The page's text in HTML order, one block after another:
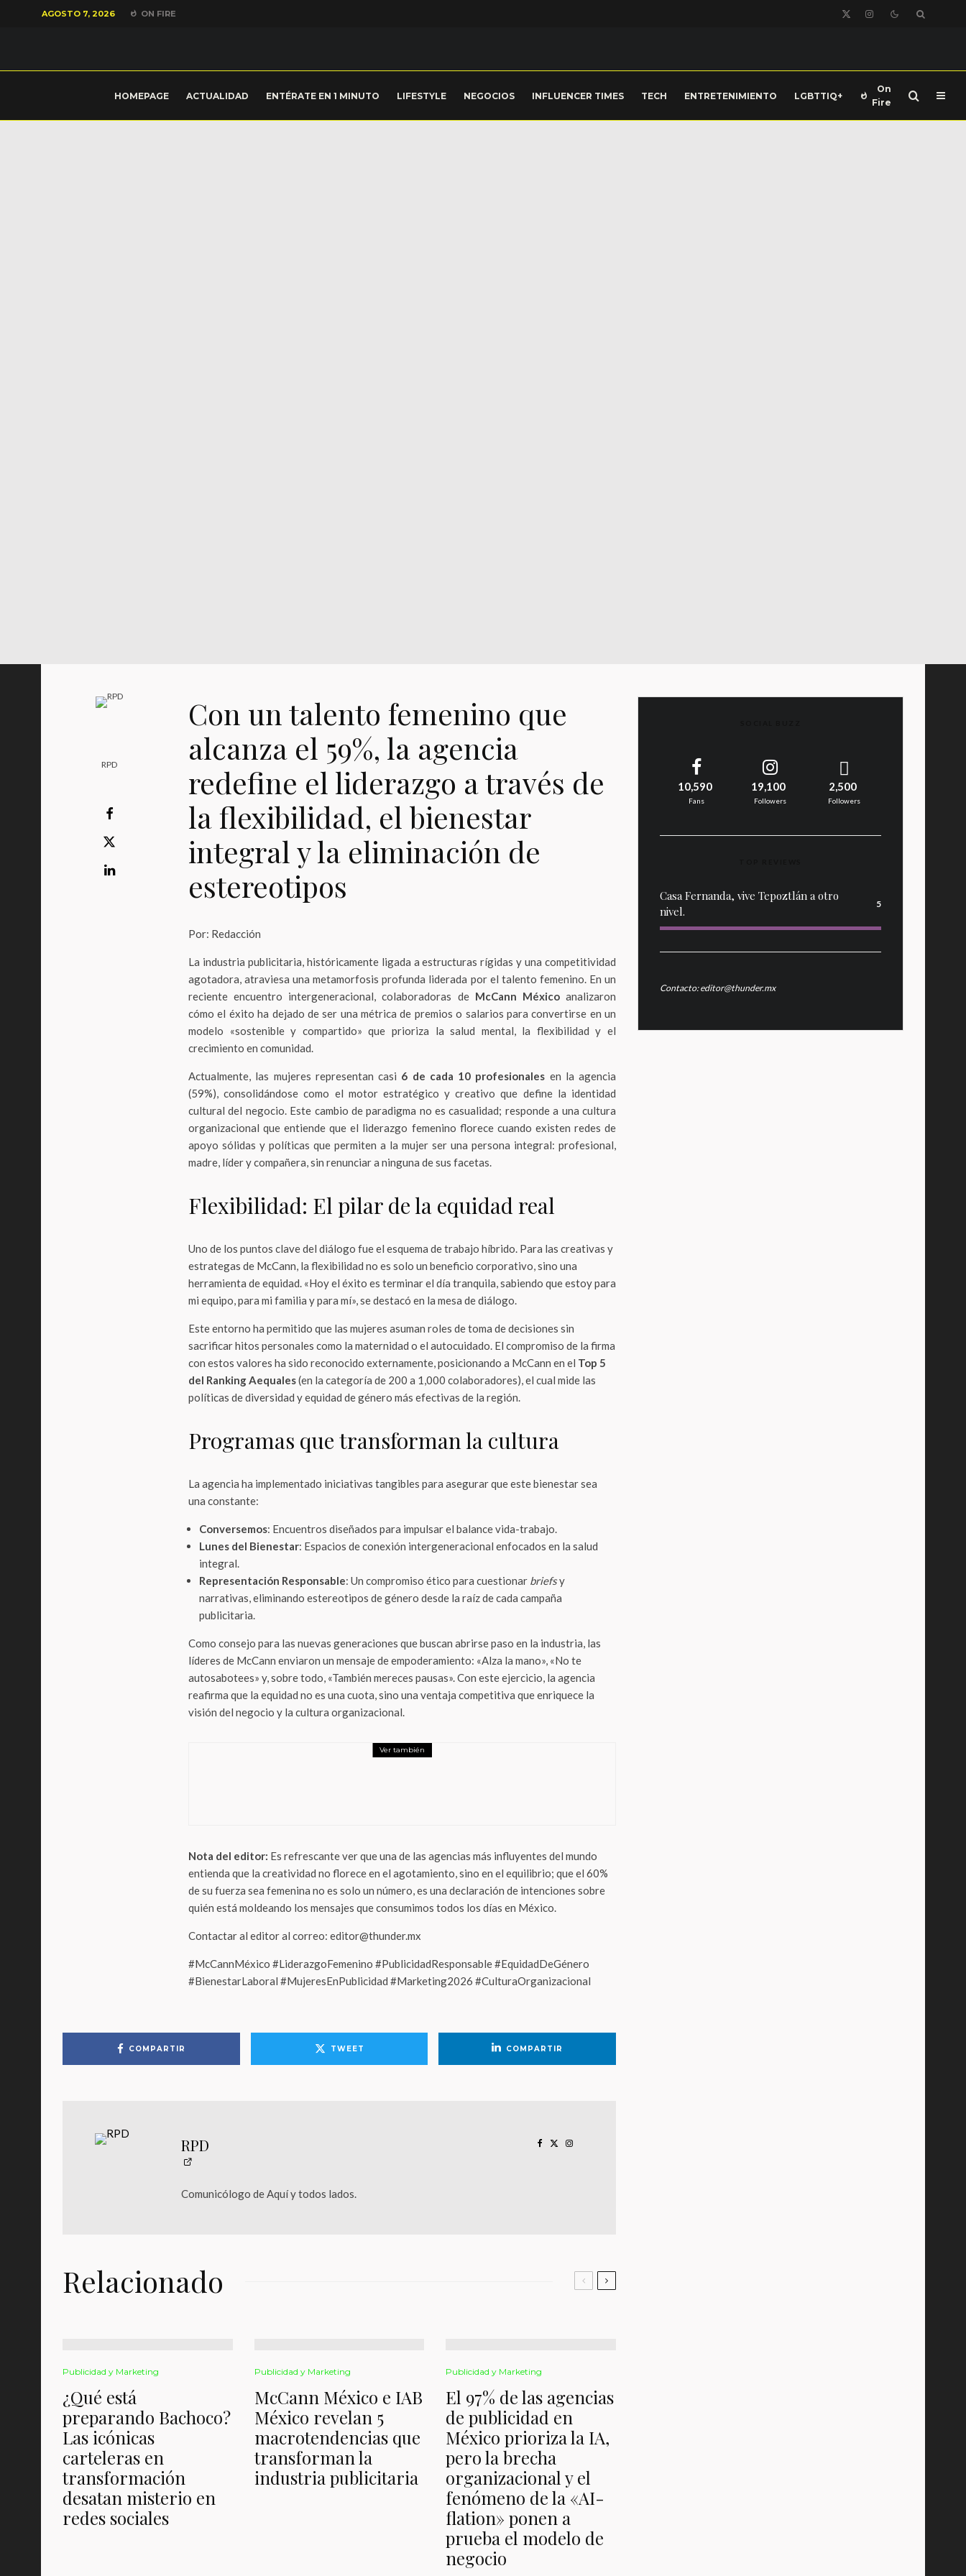
AGOSTO 7, 2026 ON FIRE
HOMEPAGE ACTUALIDAD ENTÉRATE EN 1 MINUTO LIFESTYLE NEGOCIOS INFLUENCER TIMES TECH ENTRETENIMIENTO LGBTTIQ+
On
Fire
RPD
Con un talento femenino que
alcanza el 59%, la agencia
redefine el liderazgo a través de
la flexibilidad, el bienestar
integral y la eliminación de
estereotipos
Por: Redacción
La industria publicitaria, históricamente ligada a estructuras rígidas y una competitividad
agotadora, atraviesa una metamorfosis profunda liderada por el talento femenino. En un
reciente encuentro intergeneracional, colaboradoras de McCann Méxicoanalizaron
cómo el éxito ha dejado de ser una métrica de premios o salarios para convertirse en un
modelo «sostenible y compartido» que prioriza la salud mental, la flexibilidad y el
crecimiento en comunidad.
Actualmente, las mujeres representan casi 6 de cada 10 profesionales en la agencia
(59%), consolidándose como el motor estratégico y creativo que define la identidad
cultural del negocio. Este cambio de paradigma no es casualidad; responde a una cultura
organizacional que entiende que el liderazgo femenino florece cuando existen redes de
apoyo sólidas y políticas que permiten a la mujer ser una persona integral: profesional,
madre, líder y compañera, sin renunciar a ninguna de sus facetas.
Flexibilidad: El pilar de la equidad real
Uno de los puntos clave del diálogo fue el esquema de trabajo híbrido. Para las creativas y
estrategas de McCann, la flexibilidad no es solo un beneficio corporativo, sino una
herramienta de equidad. «Hoy el éxito es terminar el día tranquila, sabiendo que estoy para
mi equipo, para mi familia y para mí», se destacó en la mesa de diálogo.
Este entorno ha permitido que las mujeres asuman roles de toma de decisiones sin
sacrificar hitos personales como la maternidad o el autocuidado. El compromiso de la firma
con estos valores ha sido reconocido externamente, posicionando a McCann en el Top 5
del Ranking Aequales(en la categoría de 200 a 1,000 colaboradores), el cual mide las
políticas de diversidad y equidad de género más efectivas de la región.
Programas que transforman la cultura
La agencia ha implementado iniciativas tangibles para asegurar que este bienestar sea
una constante:
Conversemos: Encuentros diseñados para impulsar el balance vida-trabajo.
Lunes del Bienestar: Espacios de conexión intergeneracional enfocados en la salud
integral.
Representación Responsable: Un compromiso ético para cuestionar briefsy
narrativas, eliminando estereotipos de género desde la raíz de cada campaña
publicitaria.
Como consejo para las nuevas generaciones que buscan abrirse paso en la industria, las
líderes de McCann enviaron un mensaje de empoderamiento: «Alza la mano», «No te
autosabotees» y, sobre todo, «También mereces pausas». Con este ejercicio, la agencia
reafirma que la equidad no es una cuota, sino una ventaja competitiva que enriquece la
visión del negocio y la cultura organizacional.
Ver también
Nota del editor: Es refrescante ver que una de las agencias más influyentes del mundo
entienda que la creatividad no florece en el agotamiento, sino en el equilibrio; que el 60%
de su fuerza sea femenina no es solo un número, es una declaración de intenciones sobre
quién está moldeando los mensajes que consumimos todos los días en México.
Contactar al editor al correo: editor@thunder.mx
#McCannMéxico #LiderazgoFemenino #PublicidadResponsable #EquidadDeGénero
#BienestarLaboral #MujeresEnPublicidad #Marketing2026 #CulturaOrganizacional
COMPARTIR TWEET COMPARTIR
RPD
Comunicólogo de Aquí y todos lados.
Relacionado
Publicidad y Marketing
¿Qué está
preparando Bachoco?
Las icónicas
carteleras en
transformación
desatan misterio en
redes sociales
Publicidad y Marketing
McCann México e IAB
México revelan 5
macrotendencias que
transforman la
industria publicitaria
Publicidad y Marketing
El 97% de las agencias
de publicidad en
México prioriza la IA,
pero la brecha
organizacional y el
fenómeno de la «AI-
flation» ponen a
prueba el modelo de
negocio
10,590
Fans
19,100
Followers
2,500
Followers
Casa Fernanda, vive Tepoztlán a otro
nivel.
5
Contacto: editor@thunder.mx